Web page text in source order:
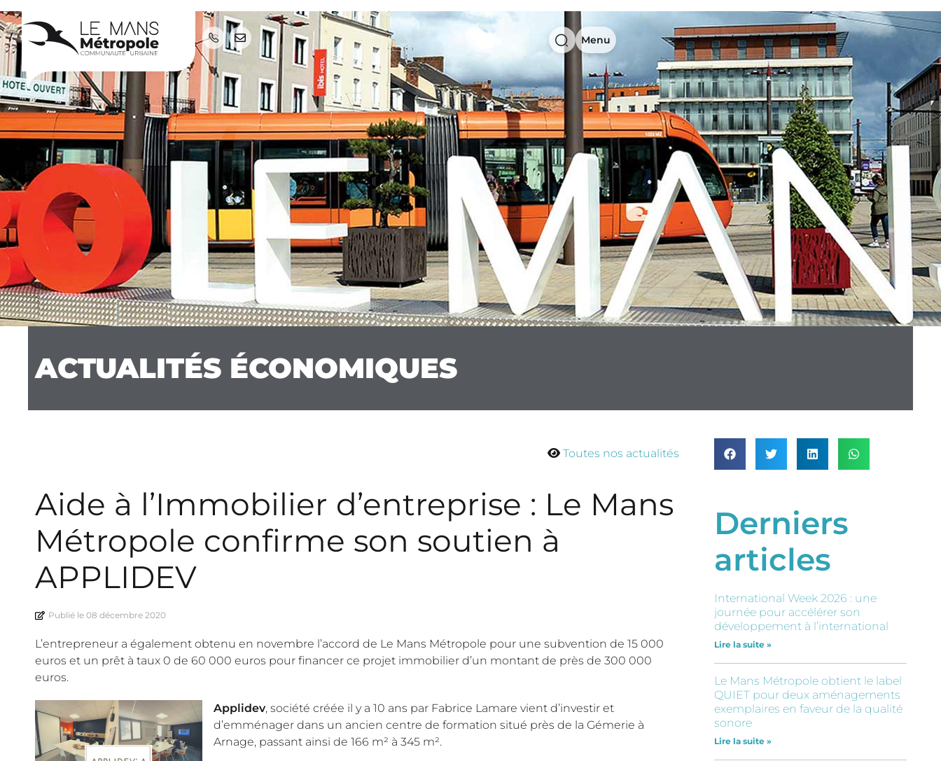
ACTUALITÉS ÉCONOMIQUES
Toutes nos actualités
Aide à l’Immobilier d’entreprise : Le Mans
Métropole confirme son soutien à
APPLIDEV
Publié le 08 décembre 2020
L’entrepreneur a également obtenu en novembre l’accord de Le Mans Métropole pour une subvention de 15 000
euros et un prêt à taux 0 de 60 000 euros pour financer ce projet immobilier d’un montant de près de 300 000
euros.
Applidev, société créée il y a 10 ans par Fabrice Lamare vient d’investir et
d’emménager dans un ancien centre de formation situé près de la Gémerie à
Arnage, passant ainsi de 166 m² à 345 m².
Derniers
articles
International Week 2026 : une
journée pour accélérer son
développement à l’international
Lire la suite »
Le Mans Métropole obtient le label
QUIET pour deux aménagements
exemplaires en faveur de la qualité
sonore
Lire la suite »